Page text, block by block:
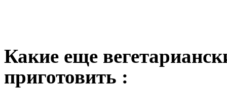
Какие еще
приготовить :